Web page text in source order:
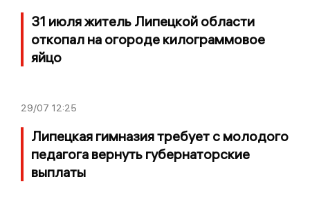
31 июля житель Липецкой области
откопал на огороде килограммовое
яйцо
29/07 12:25
Липецкая гимназия требует с молодого
педагога вернуть губернаторские
выплаты